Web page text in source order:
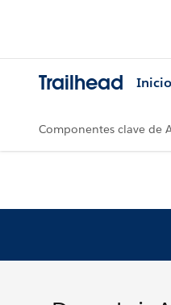
Trailhead Inicio
Componentes clave de